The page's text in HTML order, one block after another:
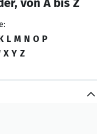
L M N O P
X Y Z